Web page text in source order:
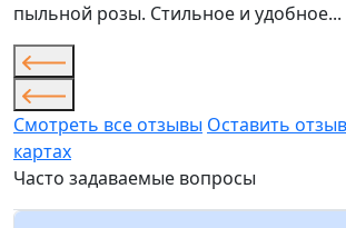
пыльной розы. Стильное и удобное...
Смотреть все отзывы Оставить
картах
Часто задаваемые вопросы